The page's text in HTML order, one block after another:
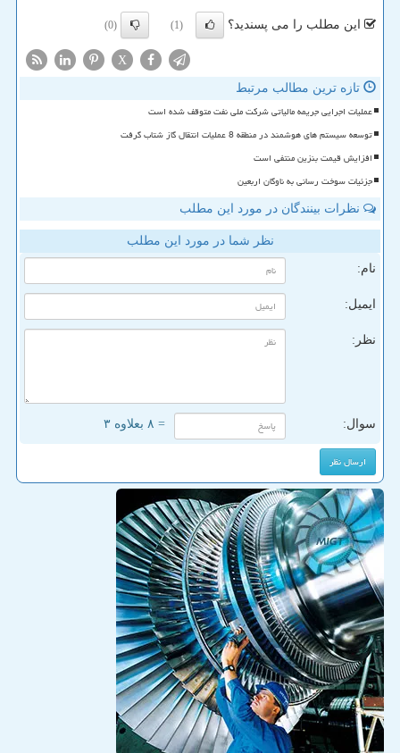
این مطلب را می پسندید؟ (1)
(0)
X
تازه ترین مطالب مرتبط
عملیات اجرایی جریمه مالیاتی شرکت ملی نفت متوقف شده است
توسعه سیستم های هوشمند در منطقه 8 عملیات انتقال گاز شتاب گرفت
افزایش قیمت بنزین منتفی است
جزئیات سوخت رسانی به ناوگان اربعین
نظرات بینندگان در مورد این مطلب
نظر شما در مورد این مطلب
نام:
ایمیل:
نظر:
سوال: = ۸ بعلاوه ۳